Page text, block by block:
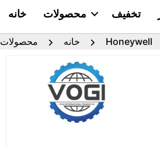
خانه محصولات تخفیف
خانه محصولات Honeywell